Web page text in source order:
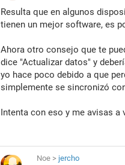
Resulta que en algunos
tienen un mejor software, es
Ahora otro consejo que te
dice "Actualizar datos" y
yo hace poco debido a que
simplemente se sincronizó
Intenta con eso y me avisas
Noe > jercho